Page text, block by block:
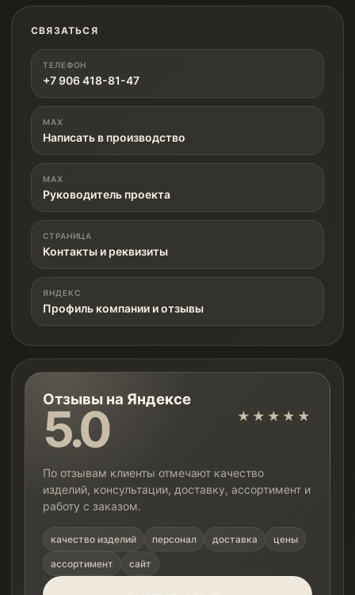
СВЯЗАТЬСЯ
ТЕЛЕФОН
+7 906 418-81-47
MAX
Написать в производство
MAX
Руководитель проекта
СТРАНИЦА
Контакты и реквизиты
ЯНДЕКС
Профиль компании и отзывы
Отзывы на Яндексе
5.0 ★★★★★
По отзывам клиенты отмечают качество
изделий, консультации, доставку, ассортимент и
работу с заказом.
качество изделий персонал доставка цены
ассортимент сайт